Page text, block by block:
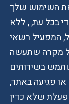
השימוש שלך
בכל עת, , ללא
המפעיל רשאי
מקרה שתעשה
בשירותים
או פגיעה באתר,
שלא כדין